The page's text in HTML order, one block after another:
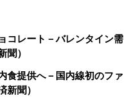
コレート－バレンタイン需
聞）
食提供へ－国内線初のファ
新聞）